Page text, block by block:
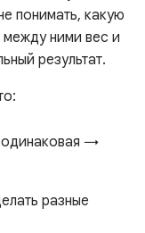
понимать, какую
между ними вес и
результат.
одинаковая →
разные